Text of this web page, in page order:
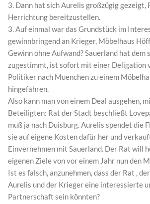
3. Dann hat sich Aurelis großzügig gezeigt,
Herrichtung bereitzustellen.
3. Auf einmal war das Grundstück im
gewinnbringend an Krieger, Möbelhaus
Gewinn ohne Aufwand? Sauerland hat
zugestimmt, ist sofort mit einer Deligation
Politiker nach Muenchen zu einem
hingefahren.
Also kann man von einem Deal ausgehen,
Beteiligten: Rat der Stadt beschließt
muß ja nach Duisburg. Aurelis spendet die
sie auf eigene Kosten dafür her und
Einvernehmen mit Sauerland. Der Rat will
eigenen Ziele von vor einem Jahr nun den
Ist es falsch, anzunehmen, dass der Rat ,
Aurelis und der Krieger eine interessierte
Partnerschaft sein könnten?